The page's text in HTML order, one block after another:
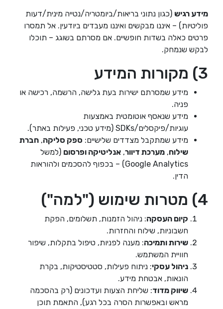
מידע רגיש (כגון נתוני בריאות/ביומטריה/נטייה מינית/דעות
פוליטיות) – איננו מבקשים ואיננו מעבדים ביודעין. אל תמסרו
פרטים כאלה בשדות חופשיים. אם מסרתם בשוגג – תוכלו
לבקש שנמחק.
3) מקורות המידע
מידע שמסרתם ישירות בעת גלישה, הרשמה, רכישה או
פניה.
מידע שנאסף אוטומטית באמצעות
עוגיות/פיקסלים/SDKs (מידע טכני, פעילות באתר).
מידע שמתקבל מצדדים שלישיים: ספק סליקה, חברת
שילוח, מערכת דיוור, אנליטיקה ופרסום (למשל
Google Analytics) – בכפוף להסכמים ולהוראות
הדין.
4) מטרות שימוש ("למה")
קיום העסקה: ניהול הזמנות, תשלומים, הפקת
חשבוניות, שילוח והחזרות.
שירות ותמיכה: מענה לפניות, טיפול בתקלות, שיפור
חוויית המשתמש.
ניהול עסקי: ניתוח פעילות, סטטיסטיקות, בקרת
הונאות, אבטחת מידע.
שיווק מדוד: שליחת הצעות ועדכונים (רק בהסכמה
מראש ובאפשרות הסרה בכל רגע), התאמת תוכן